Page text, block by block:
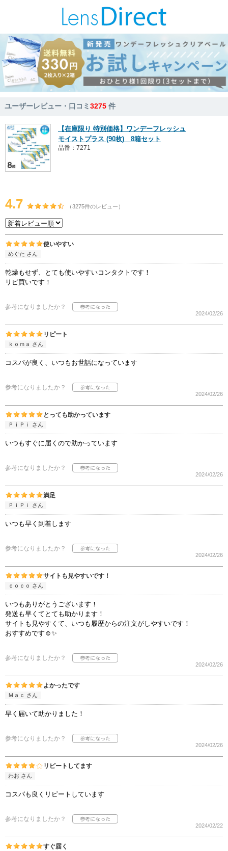
ユーザーレビュー・口コミ3275 件
【在庫限り 特別価格】ワンデーフレッシュ
モイストプラス (90枚) 8箱セット
品番：7271
4.7 （3275件のレビュー）
使いやすい
めぐた さん
乾燥もせず、とても使いやすいコンタクトです！
リピ買いです！
参考になりましたか？
2024/02/26
リピート
ｋｏｍａ さん
コスパが良く、いつもお世話になっています
参考になりましたか？
2024/02/26
とっても助かっています
ＰｉＰｉ さん
いつもすぐに届くので助かっています
参考になりましたか？
2024/02/26
満足
ＰｉＰｉ さん
いつも早く到着します
参考になりましたか？
2024/02/26
サイトも見やすいです！
ｃｏｃｏ さん
いつもありがとうございます！
発送も早くてとても助かります！
サイトも見やすくて、いつも履歴からの注文がしやすいです！
おすすめです☺️✨
参考になりましたか？
2024/02/26
よかったです
Ｍａｃ さん
早く届いて助かりました！
参考になりましたか？
2024/02/26
リピートしてます
わお さん
コスパも良くリピートしています
参考になりましたか？
2024/02/22
すぐ届く